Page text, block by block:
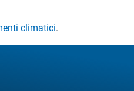
climatici.